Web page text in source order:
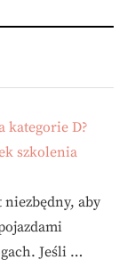
kategorie D?
szkolenia
aby
Jeśli …